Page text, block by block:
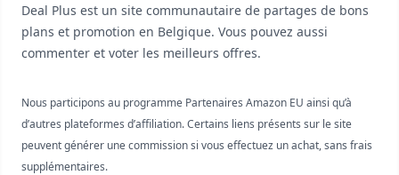
Deal Plus est un site communautaire de partages de bons
plans et promotion en Belgique. Vous pouvez aussi
commenter et voter les meilleurs offres.
Nous participons au programme Partenaires Amazon EU ainsi qu’à
d’autres plateformes d’affiliation. Certains liens présents sur le site
peuvent générer une commission si vous effectuez un achat, sans frais
supplémentaires.